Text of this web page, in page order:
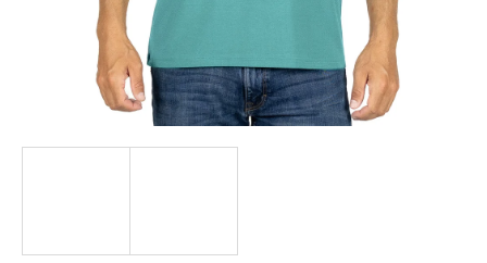
?
HLEDAT